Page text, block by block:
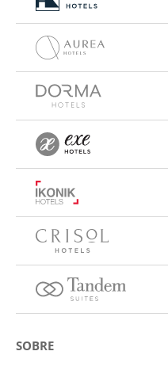
SOBRE